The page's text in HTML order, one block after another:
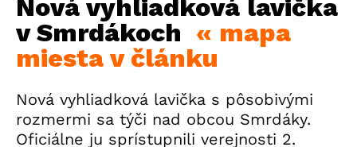
Nová vyhliadková lavička
v Smrdákoch « mapa
miesta v článku
Nová vyhliadková lavička s pôsobivými
rozmermi sa týči nad obcou Smrdáky.
Oficiálne ju sprístupnili verejnosti 2.